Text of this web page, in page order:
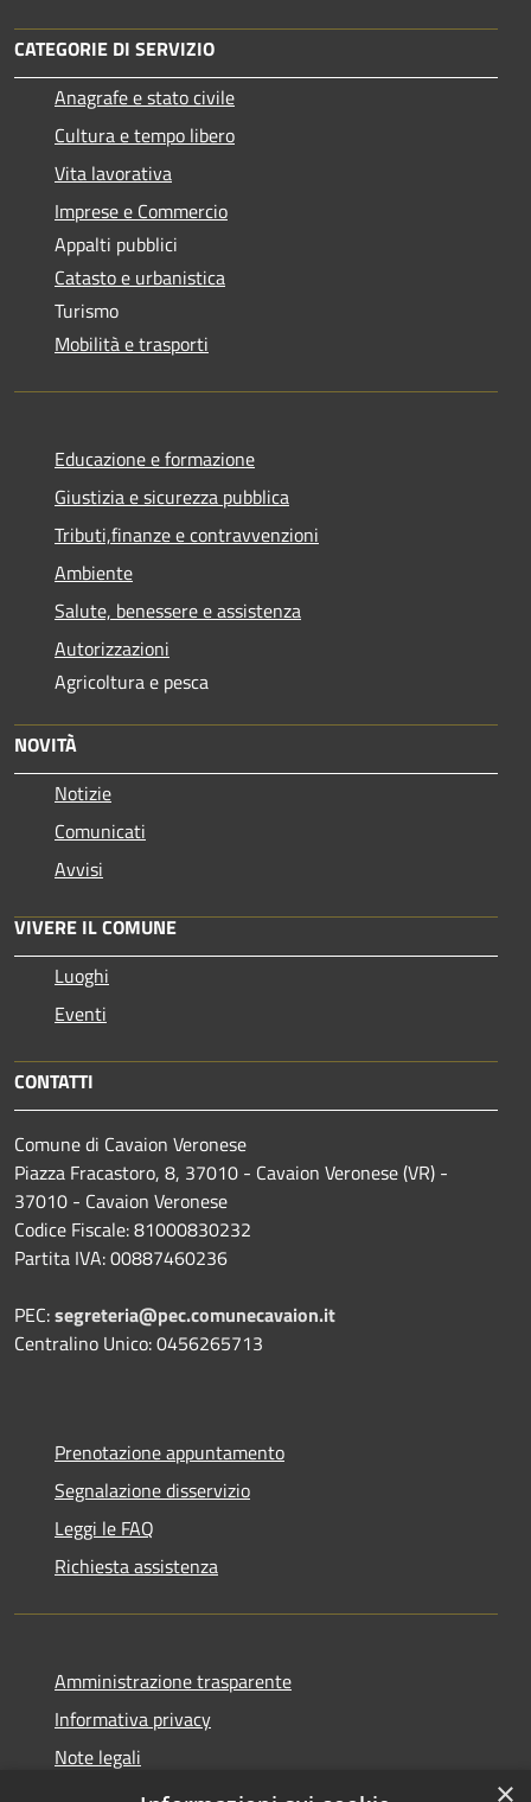
CATEGORIE DI SERVIZIO
Anagrafe e stato civile
Cultura e tempo libero
Vita lavorativa
Imprese e Commercio
Appalti pubblici
Catasto e urbanistica
Turismo
Mobilità e trasporti
Educazione e formazione
Giustizia e sicurezza pubblica
Tributi,finanze e contravvenzioni
Ambiente
Salute, benessere e assistenza
Autorizzazioni
Agricoltura e pesca
NOVITÀ
Notizie
Comunicati
Avvisi
VIVERE IL COMUNE
Luoghi
Eventi
CONTATTI
Comune di Cavaion Veronese
Piazza Fracastoro, 8, 37010 - Cavaion Veronese (VR) -
37010 - Cavaion Veronese
Codice Fiscale: 81000830232
Partita IVA: 00887460236
PEC:segreteria@pec.comunecavaion.it
Centralino Unico: 0456265713
Prenotazione appuntamento
Segnalazione disservizio
Leggi le FAQ
Richiesta assistenza
Amministrazione trasparente
Informativa privacy
Note legali
Dichiarazione di accessibilità
×